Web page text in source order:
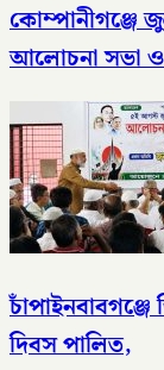
কোম্পানীগঞ্জে
আলোচনা সভা ও
দিবস পালিত,